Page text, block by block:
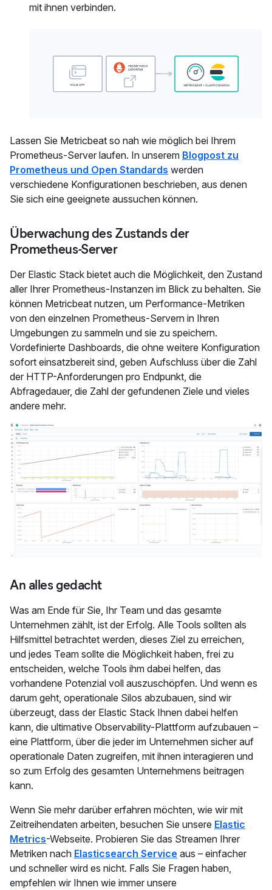
mit ihnen verbinden.
Lassen Sie Metricbeat so nah wie möglich bei Ihrem
Prometheus-Server laufen. In unserem Blogpost zu
Prometheus und Open Standards werden
verschiedene Konfigurationen beschrieben, aus denen
Sie sich eine geeignete aussuchen können.
Überwachung des Zustands der
Prometheus-Server
Der Elastic Stack bietet auch die Möglichkeit, den Zustand
aller Ihrer Prometheus-Instanzen im Blick zu behalten. Sie
können Metricbeat nutzen, um Performance-Metriken
von den einzelnen Prometheus-Servern in Ihren
Umgebungen zu sammeln und sie zu speichern.
Vordefinierte Dashboards, die ohne weitere Konfiguration
sofort einsatzbereit sind, geben Aufschluss über die Zahl
der HTTP-Anforderungen pro Endpunkt, die
Abfragedauer, die Zahl der gefundenen Ziele und vieles
andere mehr.
An alles gedacht
Was am Ende für Sie, Ihr Team und das gesamte
Unternehmen zählt, ist der Erfolg. Alle Tools sollten als
Hilfsmittel betrachtet werden, dieses Ziel zu erreichen,
und jedes Team sollte die Möglichkeit haben, frei zu
entscheiden, welche Tools ihm dabei helfen, das
vorhandene Potenzial voll auszuschöpfen. Und wenn es
darum geht, operationale Silos abzubauen, sind wir
überzeugt, dass der Elastic Stack Ihnen dabei helfen
kann, die ultimative Observability-Plattform aufzubauen –
eine Plattform, über die jeder im Unternehmen sicher auf
operationale Daten zugreifen, mit ihnen interagieren und
so zum Erfolg des gesamten Unternehmens beitragen
kann.
Wenn Sie mehr darüber erfahren möchten, wie wir mit
Zeitreihendaten arbeiten, besuchen Sie unsere Elastic
Metrics-Webseite. Probieren Sie das Streamen Ihrer
Metriken nach Elasticsearch Service aus – einfacher
und schneller wird es nicht. Falls Sie Fragen haben,
empfehlen wir Ihnen wie immer unsere